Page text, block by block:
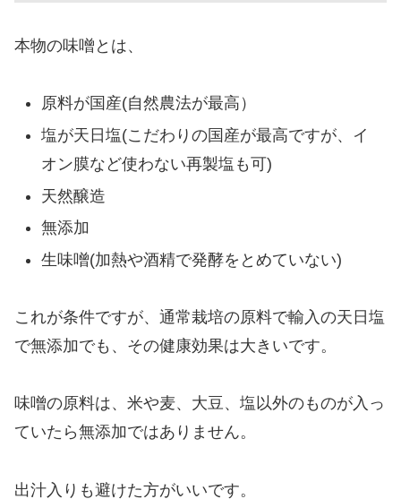
本物の味噌とは、
原料が国産(自然農法が最高）
塩が天日塩(こだわりの国産が最高ですが、イ
オン膜など使わない再製塩も可)
天然醸造
無添加
生味噌(加熱や酒精で発酵をとめていない)
これが条件ですが、通常栽培の原料で輸入の天日塩
で無添加でも、その健康効果は大きいです。
味噌の原料は、米や麦、大豆、塩以外のものが入っ
ていたら無添加ではありません。
出汁入りも避けた方がいいです。